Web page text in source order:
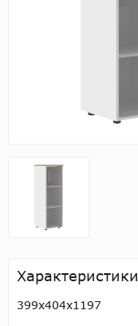
Характеристики
399х404х1197